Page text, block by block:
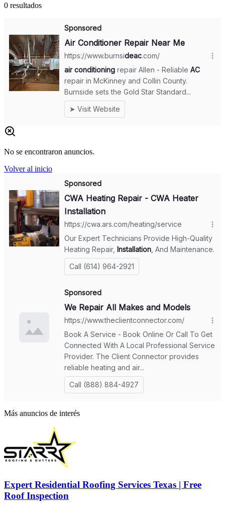
0 resultados
No se encontraron anuncios.
Volver al inicio
Más anuncios de interés
Expert Residential Roofing Services Texas | Free
Roof Inspection